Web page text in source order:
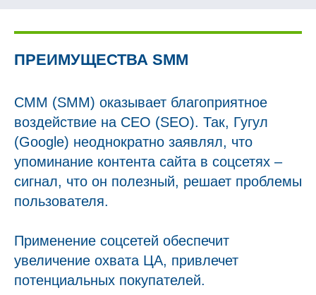
ПРЕИМУЩЕСТВА SMM
СММ (SMM) оказывает благоприятное
воздействие на СЕО (SEO). Так, Гугул
(Google) неоднократно заявлял, что
упоминание контента сайта в соцсетях –
сигнал, что он полезный, решает проблемы
пользователя.
Применение соцсетей обеспечит
увеличение охвата ЦА, привлечет
потенциальных покупателей.